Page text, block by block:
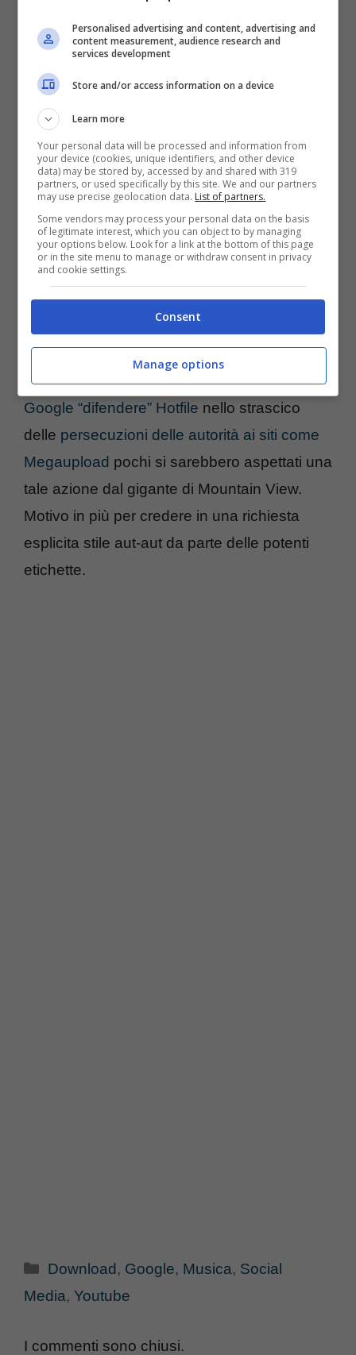
Ma se questa procedura è perfettamente
legale – a maggior ragione visto che i video
ufficiali sono accompagnati da pubblicità che
“ripagano” gli artisti e le etichette stesse –
non si può affermare lo stesso per i
downloadeffettuati da siti come ad esempio
YouTube-MP3.org.
E’ stato stimato che siano circa 200 milioni gli
utenti che scaricano musica da Youtube,
accettando anche di ottenere file che non
saranno ovviamente della stessa qualità di
un file copiato daCD. Come si risolverà
questa situazione? Di certo dopoaver visto
Google “difendere” Hotfile nello strascico
delle persecuzioni delle autorità ai siti come
Megaupload pochi si sarebbero aspettati una
tale azione dal gigante di Mountain View.
Motivo in più per credere in una richiesta
esplicita stile aut-aut da parte delle potenti
etichette.
Categorie
Download , Google, Musica, Social
Media, Youtube
I commenti sono chiusi.
Personalised advertising and content, advertising and
content measurement, audience research and
services development
Store and/or access information on a device
Learn more
Your personal data will be processed and information from
your device (cookies, unique identifiers, and other device
data) may be stored by, accessed by and shared with 319
partners, or used specifically by this site. We and our partners
may use precise geolocation data. List of partners.
Some vendors may process your personal data on the basis
of legitimate interest, which you can object to by managing
your options below. Look for a link at the bottom of this page
or in the site menu to manage or withdraw consent in privacy
and cookie settings.
Consent
Manage options